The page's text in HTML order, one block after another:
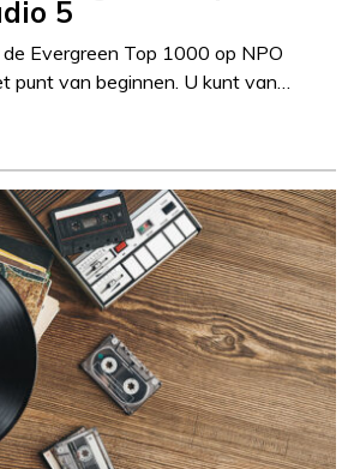
5
Evergreen Top 1000 op NPO
punt van beginnen. U kunt van…